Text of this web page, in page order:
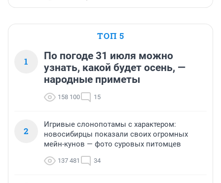
ТОП 5
1
По погоде 31 июля можно
узнать, какой будет осень, —
народные приметы
158 100 15
2
Игривые слонопотамы с характером:
новосибирцы показали своих огромных
мейн-кунов — фото суровых питомцев
137 481 34